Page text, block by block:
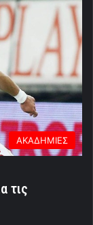
ΑΚΑΔΗΜΙΕΣ
τις